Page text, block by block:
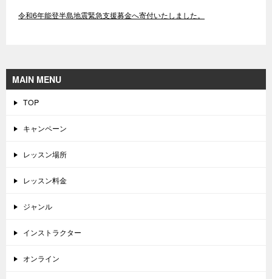
令和6年能登半島地震緊急支援募金へ寄付いたしました。
MAIN MENU
TOP
キャンペーン
レッスン場所
レッスン料金
ジャンル
インストラクター
オンライン